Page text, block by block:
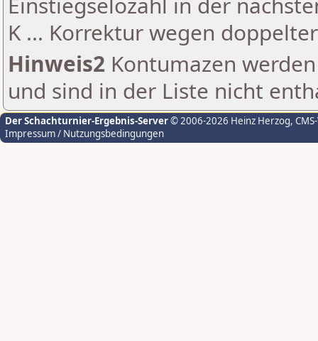
K ... Korrektur wegen
Hinweis2 Kontumazen
und sind in der Liste nicht
Der Schachturnier-Ergebnis-Server© 2006-2026 Heinz Herzog,
Impressum / Nutzungsbedingungen